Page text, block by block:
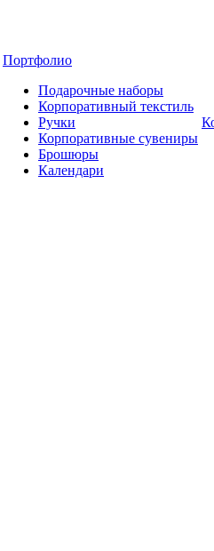
Портфолио
Подарочные наборы
Корпоративный текстиль
Ручки
Корпоративные сувениры
Брошюры
Календари